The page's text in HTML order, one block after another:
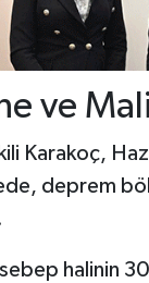
ve
Karakoç,
deprem
halinin